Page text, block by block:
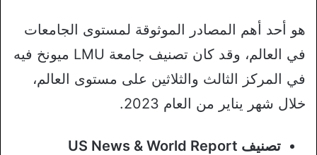
هو أحد أهم المصادر الموثوقة لمستوى الجامعات
في العالم، وقد كان تصنيف جامعة LMU ميونخ فيه
في المركز الثالث والثلاثين على مستوى العالم،
خلال شهر يناير من العام 2023.
تصنيف US News & World Report